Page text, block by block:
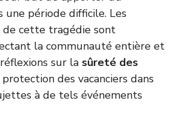
une période difficile. Les
de cette tragédie sont
la communauté entière et
sur la sûreté des
des vacanciers dans
à de tels événements